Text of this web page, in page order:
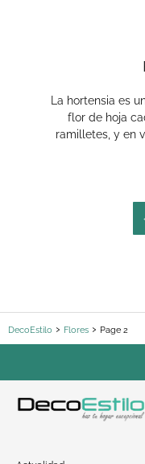
La hortensia es
flor de hoja
ramilletes, y en
DecoEstilo Flores Page 2